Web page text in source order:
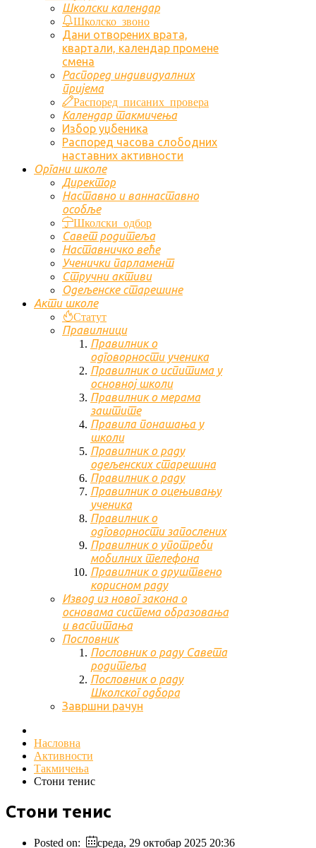
Школски календар
Школско звоно
Дани отворених врата,
квартали, календар промене
смена
Распоред индивидуалних
пријема
Распоред писаних провера
Календар такмичења
Избор уџбеника
Распоред часова слободних
наставних активности
Органи школе
Директор
Наставно и ваннаставно
особље
Школски одбор
Савет родитеља
Наставничко веће
Ученички парламент
Стручни активи
Одељенске старешине
Акти школе
Статут
Правилници
Правилник о
одговорности ученика
Правилник о испитима у
основној школи
Правилник о мерама
заштите
Правила понашања у
школи
Правилник о раду
одељенских старешина
Правилник о раду
Правилник о оцењивању
ученика
Правилник о
одговорности запослених
Правилник о употреби
мобилних телефона
Правилник о друштвено
корисном раду
Извод из новог закона о
основама система образовања
и васпитања
Пословник
Пословник о раду Савета
родитеља
Пословник о раду
Школског одбора
Завршни рачун
Насловна
Активности
Такмичења
Стони тенис
Стони тенис
Posted on: среда, 29 октобар 2025 20:36